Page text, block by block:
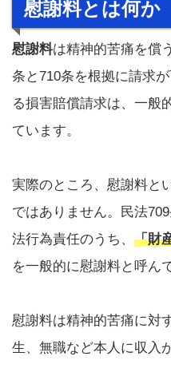
慰謝料とは何か
慰謝料は精神的苦痛を償
条と710条を根拠に請求
る損害賠償請求は、一般
ています。
実際のところ、慰謝料と
ではありません。民法
法行為責任のうち、 「財
を一般的に慰謝料と呼ん
慰謝料は精神的苦痛に対
生、無職など本人に収入